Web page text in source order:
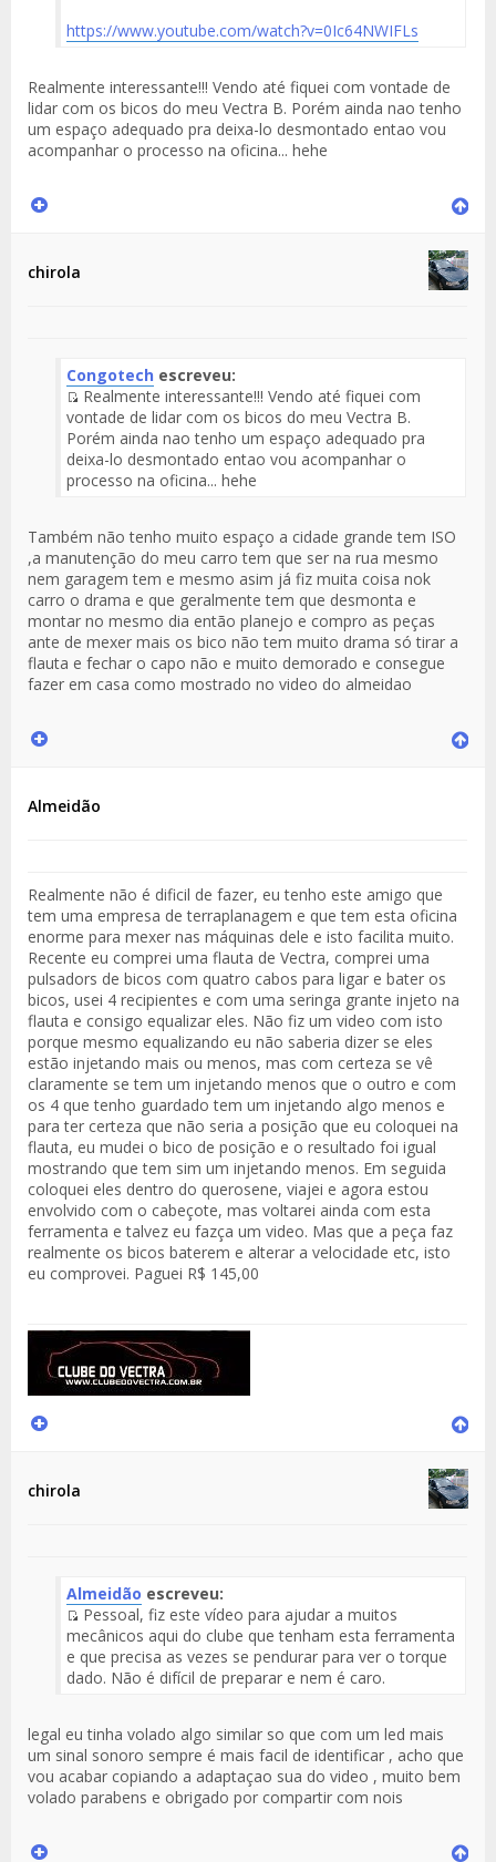
https://www.youtube.com/watch?v=0Ic64NWIFLs
Realmente interessante!!! Vendo até fiquei com vontade de
lidar com os bicos do meu Vectra B. Porém ainda nao tenho
um espaço adequado pra deixa-lo desmontado entao vou
acompanhar o processo na oficina... hehe
chirola
Congotech escreveu:
Fuente
del
Mensaje
Realmente interessante!!! Vendo até fiquei com
vontade de lidar com os bicos do meu Vectra B.
Porém ainda nao tenho um espaço adequado pra
deixa-lo desmontado entao vou acompanhar o
processo na oficina... hehe
Também não tenho muito espaço a cidade grande tem ISO
,a manutenção do meu carro tem que ser na rua mesmo
nem garagem tem e mesmo asim já fiz muita coisa nok
carro o drama e que geralmente tem que desmonta e
montar no mesmo dia então planejo e compro as peças
ante de mexer mais os bico não tem muito drama só tirar a
flauta e fechar o capo não e muito demorado e consegue
fazer em casa como mostrado no video do almeidao
Almeidão
Realmente não é dificil de fazer, eu tenho este amigo que
tem uma empresa de terraplanagem e que tem esta oficina
enorme para mexer nas máquinas dele e isto facilita muito.
Recente eu comprei uma flauta de Vectra, comprei uma
pulsadors de bicos com quatro cabos para ligar e bater os
bicos, usei 4 recipientes e com uma seringa grante injeto na
flauta e consigo equalizar eles. Não fiz um video com isto
porque mesmo equalizando eu não saberia dizer se eles
estão injetando mais ou menos, mas com certeza se vê
claramente se tem um injetando menos que o outro e com
os 4 que tenho guardado tem um injetando algo menos e
para ter certeza que não seria a posição que eu coloquei na
flauta, eu mudei o bico de posição e o resultado foi igual
mostrando que tem sim um injetando menos. Em seguida
coloquei eles dentro do querosene, viajei e agora estou
envolvido com o cabeçote, mas voltarei ainda com esta
ferramenta e talvez eu fazça um video. Mas que a peça faz
realmente os bicos baterem e alterar a velocidade etc, isto
eu comprovei. Paguei R$ 145,00
chirola
Almeidão escreveu:
Fuente
del
Mensaje
Pessoal, fiz este vídeo para ajudar a muitos
mecânicos aqui do clube que tenham esta ferramenta
e que precisa as vezes se pendurar para ver o torque
dado. Não é difícil de preparar e nem é caro.
legal eu tinha volado algo similar so que com um led mais
um sinal sonoro sempre é mais facil de identificar , acho que
vou acabar copiando a adaptaçao sua do video , muito bem
volado parabens e obrigado por compartir com nois